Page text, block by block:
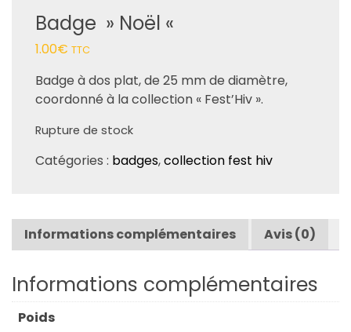
Badge » Noël «
1.00€ TTC
Badge à dos plat, de 25 mm de diamètre,
coordonné à la collection « Fest’Hiv ».
Rupture de stock
Catégories : badges,collection fest hiv
Informations complémentaires Avis (0)
Informations complémentaires
Poids